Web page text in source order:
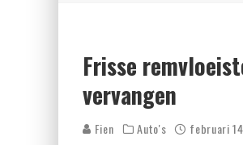
Frisse
vervangen
Fien Auto's februari